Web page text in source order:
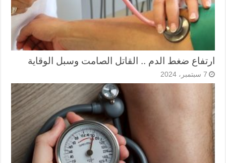
ارتفاع ضغط الدم .. القاتل الصامت وسبل الوقاية
7 سبتمبر، 2024